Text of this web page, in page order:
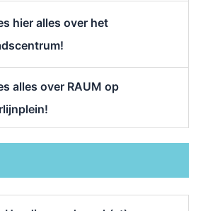
hier alles over het
alles over RAUM op